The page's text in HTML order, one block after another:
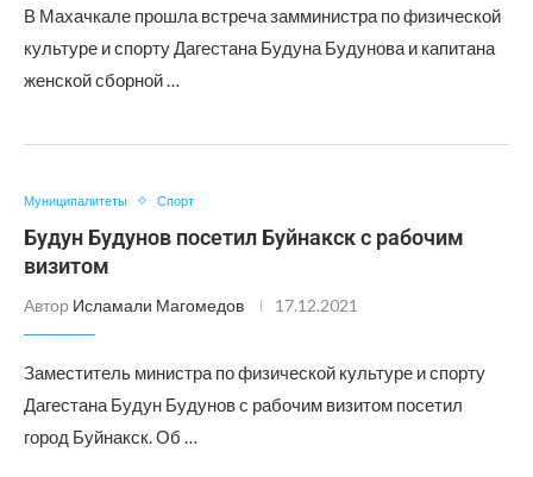
В Махачкале прошла встреча замминистра по физической
культуре и спорту Дагестана Будуна Будунова и капитана
женской сборной …
Муниципалитеты Спорт
Будун Будунов посетил Буйнакск с рабочим
визитом
Автор Исламали Магомедов 17.12.2021
Заместитель министра по физической культуре и спорту
Дагестана Будун Будунов с рабочим визитом посетил
город Буйнакск. Об …